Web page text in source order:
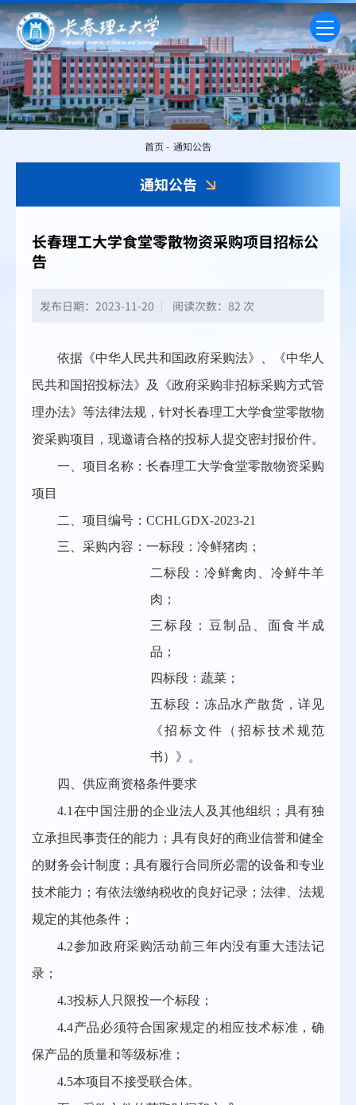
通知公告
首页 - 通知公告
长春理工大学食堂零散物资采购项目招标公
告
发布日期：2023-11-20 阅读次数： 82 次
依据《中华人民共和国政府采购法》、《中华人
民共和国招投标法》及《政府采购非招标采购方式管
理办法》等法律法规，针对长春理工大学食堂零散物
资采购项目，现邀请合格的投标人提交密封报价件。
一、项目名称：长春理工大学食堂零散物资采购
项目
二、项目编号：CCHLGDX-2023-21
三、采购内容：一标段：冷鲜猪肉；
二标段：冷鲜禽肉、冷鲜牛羊
肉；
三标段：豆制品、面食半成
品；
四标段：蔬菜；
五标段：冻品水产散货，详见
《招标文件（招标技术规范
书）》。
四、供应商资格条件要求
4.1在中国注册的企业法人及其他组织；具有独
立承担民事责任的能力；具有良好的商业信誉和健全
的财务会计制度；具有履行合同所必需的设备和专业
技术能力；有依法缴纳税收的良好记录；法律、法规
规定的其他条件；
4.2参加政府采购活动前三年内没有重大违法记
录；
4.3投标人只限投一个标段；
4.4产品必须符合国家规定的相应技术标准，确
保产品的质量和等级标准；
4.5本项目不接受联合体。